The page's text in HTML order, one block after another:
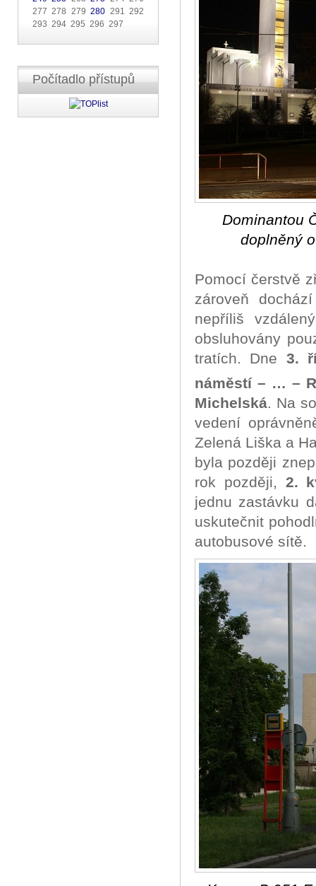
277 278 279280 291 292
293 294 295 296 297
Počítadlo přístupů
Dominantou
doplněný
Pomocí čerstvě
zároveň
nepříliš
obsluhovány
tratích. Dne 3.
náměstí – … –
Michelská. Na
vedení
Zelená Liška a
byla později
rok později, 2.
jednu zastávku
uskutečnit
autobusové sítě.